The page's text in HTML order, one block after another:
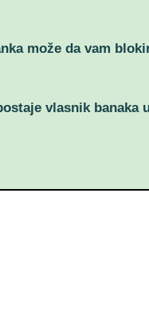
može da vam
vlasnik banaka